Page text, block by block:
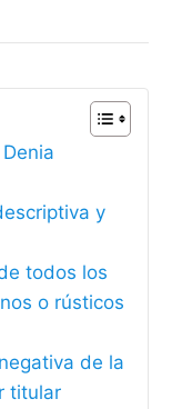
y
todos los
o rústicos
de la
titular